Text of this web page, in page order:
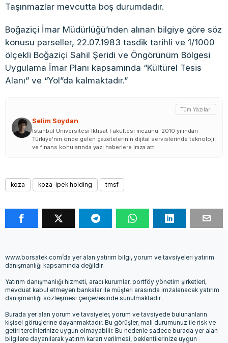
Taşınmazlar mevcutta boş durumdadır.
Boğaziçi İmar Müdürlüğü’nden alınan bilgiye göre söz
konusu parseller, 22.07.1983 tasdik tarihli ve 1/1000
ölçekli Boğaziçi Sahil Şeridi ve Öngörünüm Bölgesi
Uygulama İmar Planı kapsamında “Kültürel Tesis
Alanı” ve “Yol”da kalmaktadır.”
Selim Soydan
Tüm Yazıları
İstanbul Üniversitesi İktisat Fakültesi mezunu. 2010 yılından
Türkiye'nin önde gelen gazetelerinin dijital servislerinde teknoloji
ve finans konularında yazı haberlere imza attı
koza koza-ipek holding tmsf
www.borsatek.com’da yer alan yatırım bilgi, yorum ve tavsiyeleri yatırım
danışmanlığı kapsamında değildir.
Yatırım danışmanlığı hizmeti, aracı kurumlar, portföy yönetim şirketleri,
mevduat kabul etmeyen bankalar ile müşteri arasında imzalanacak yatırım
danışmanlığı sözleşmesi çerçevesinde sunulmaktadır.
Burada yer alan yorum ve tavsiyeler, yorum ve tavsiyede bulunanların
kişisel görüşlerine dayanmaktadır. Bu görüşler, mali durumunuz ile risk ve
getiri tercihlerinize uygun olmayabilir. Bu nedenle sadece burada yer alan
bilgilere dayanılarak yatırım kararı verilmesi, beklentilerinize uygun